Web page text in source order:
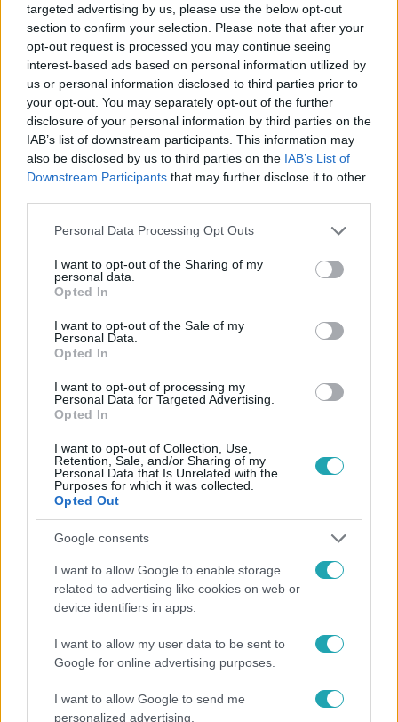
targeted advertising by us, please use the below opt-out
section to confirm your selection. Please note that after your
opt-out request is processed you may continue seeing
interest-based ads based on personal information utilized by
us or personal information disclosed to third parties prior to
your opt-out. You may separately opt-out of the further
disclosure of your personal information by third parties on the
IAB’s list of downstream participants. This information may
also be disclosed by us to third parties on the IAB’s List of
Downstream Participants that may further disclose it to other
Please note that this website/app uses one or more Google
not limited to your visit or usage behaviour. You may click to
grant or deny consent to Google and its third-party tags to
use your data for below specified purposes in below Google
consent section.
Personal Data Processing Opt Outs
I want to opt-out of the Sharing of my
personal data.
Opted In
I want to opt-out of the Sale of my
Personal Data.
Opted In
I want to opt-out of processing my
Personal Data for Targeted Advertising.
Opted In
I want to opt-out of Collection, Use,
Retention, Sale, and/or Sharing of my
Personal Data that Is Unrelated with the
Purposes for which it was collected.
Opted Out
Google consents
I want to allow Google to enable storage
related to advertising like cookies on web or
device identifiers in apps.
I want to allow my user data to be sent to
Google for online advertising purposes.
I want to allow Google to send me
personalized advertising.
HÍRADÓ KERESZTÉNYEK ÁLLAMPOLGÁRSÁG
Népszerű